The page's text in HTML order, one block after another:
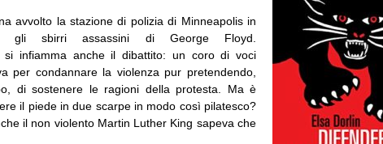
avvolto la stazione di polizia di Minneapolis in
gli sbirri assassini di George Floyd.
si infiamma anche il dibattito: un coro di voci
per condannare la violenza pur pretendendo,
di sostenere le ragioni della protesta. Ma è
il piede in due scarpe in modo così pilatesco?
il non violento Martin Luther King sapeva che